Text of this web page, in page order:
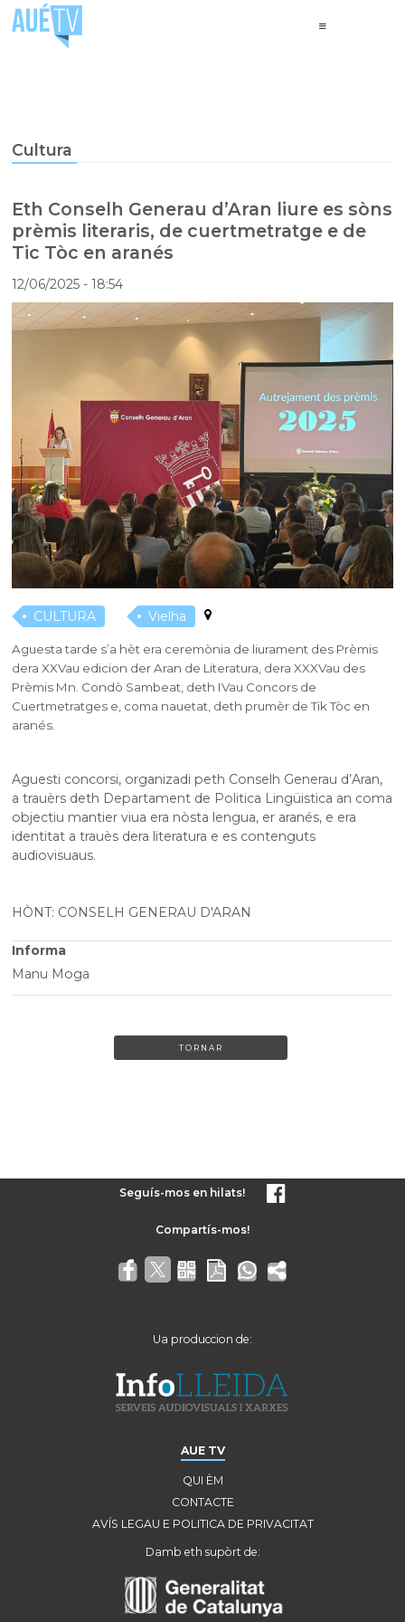
Cultura
Eth Conselh Generau d’Aran liure es sòns
prèmis literaris, de cuertmetratge e de
Tic Tòc en aranés
12/06/2025- 18:54
CULTURA Vielha
Aguesta tarde s’a hèt era ceremònia de liurament des Prèmis
dera XXVau edicion der Aran de Literatura, dera XXXVau des
Prèmis Mn. Condò Sambeat, deth IVau Concors de
Cuertmetratges e, coma nauetat, deth prumèr de Tik Tòc en
aranés.
Aguesti concorsi, organizadi peth Conselh Generau d’Aran,
a trauèrs deth Departament de Politica Lingüistica an coma
objectiu mantier viua era nòsta lengua, er aranés, e era
identitat a trauès dera literatura e es contenguts
audiovisuaus.
HÒNT: CONSELH GENERAU D'ARAN
Informa
Manu Moga
TORNAR
Seguís-mos en hilats!
Ua produccion de:
AUE TV
QUI ÈM
CONTACTE
AVÍS LEGAU E POLITICA DE PRIVACITAT
Damb eth supòrt de: